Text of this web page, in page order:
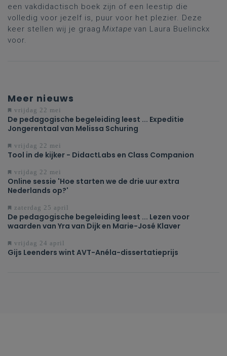
een vakdidactisch boek zijn of een leestip die
volledig voor jezelf is, puur voor het plezier. Deze
keer stellen wij je graag Mixtape van Laura Buelinckx
voor.
Meer nieuws
vrijdag 22 mei
De pedagogische begeleiding leest ... Expeditie
Jongerentaal van Melissa Schuring
vrijdag 22 mei
Tool in de kijker - DidactLabs en Class Companion
vrijdag 22 mei
Online sessie 'Hoe starten we de drie uur extra
Nederlands op?'
zaterdag 25 april
De pedagogische begeleiding leest ... Lezen voor
waarden van Yra van Dijk en Marie-José Klaver
vrijdag 24 april
Gijs Leenders wint AVT-Anéla-dissertatieprijs